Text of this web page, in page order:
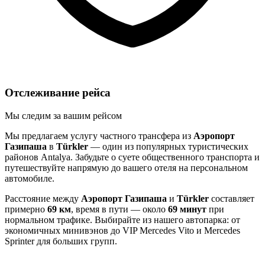
Отслеживание рейса
Мы следим за вашим рейсом
Мы предлагаем услугу частного трансфера из Аэропорт
Газипаша в Türkler — один из популярных туристических
районов Antalya. Забудьте о суете общественного транспорта и
путешествуйте напрямую до вашего отеля на персональном
автомобиле.
Расстояние между Аэропорт Газипаша и Türkler составляет
примерно 69 км, время в пути — около 69 минут при
нормальном трафике. Выбирайте из нашего автопарка: от
экономичных минивэнов до VIP Mercedes Vito и Mercedes
Sprinter для больших групп.